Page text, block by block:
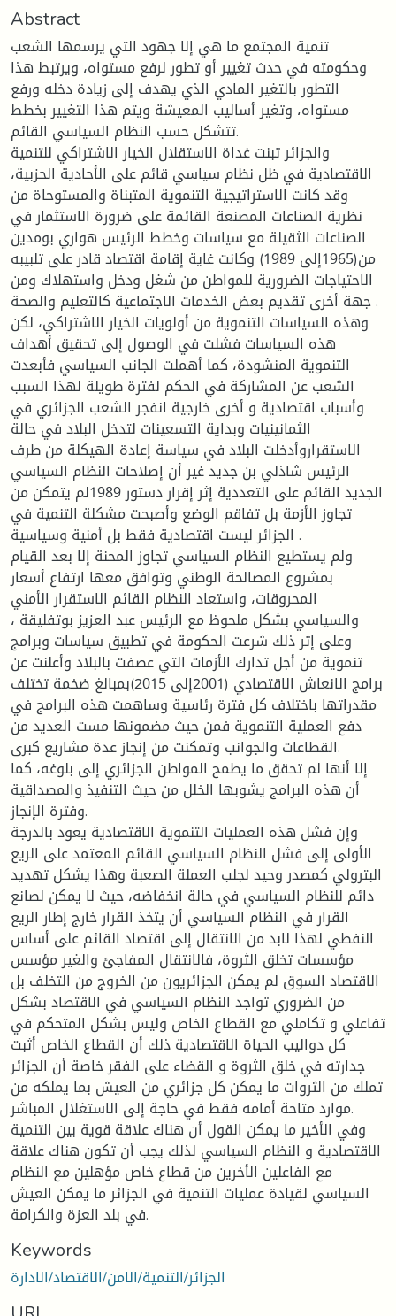
Abstract
تنمية المجتمع ما هي إلا جهود التي يرسمها الشعب
وحكومته في حدث تغيير أو تطور لرفع مستواه، ويرتبط هذا
التطور بالتغير المادي الذي يهدف إلى زيادة دخله ورفع
مستواه، وتغير أساليب المعيشة ويتم هذا التغيير بخطط
تتشكل حسب النظام السياسي القائم.
والجزائر تبنت غداة الاستقلال الخيار الاشتراكي للتنمية
الاقتصادية في ظل نظام سياسي قائم على الأحادية الحزبية،
وقد كانت الاستراتيجية التنموية المتبناة والمستوحاة من
نظرية الصناعات المصنعة القائمة على ضرورة الاستثمار في
الصناعات الثقيلة مع سياسات وخطط الرئيس هواري بومدين
من(1965إلى 1989) وكانت غاية إقامة اقتصاد قادر على تلبيبه
الاحتياجات الضرورية للمواطن من شغل ودخل واستهلاك ومن
جهة أخرى تقديم بعض الخدمات الاجتماعية كالتعليم والصحة .
وهذه السياسات التنموية من أولويات الخيار الاشتراكي، لكن
هذه السياسات فشلت في الوصول إلى تحقيق أهداف
التنموية المنشودة، كما أهملت الجانب السياسي فأبعدت
الشعب عن المشاركة في الحكم لفترة طويلة لهذا السبب
وأسباب اقتصادية و أخرى خارجية انفجر الشعب الجزائري في
الثمانينيات وبداية التسعينات لتدخل البلاد في حالة
الاستقراروأدخلت البلاد في سياسة إعادة الهيكلة من طرف
الرئيس شاذلي بن جديد غير أن إصلاحات النظام السياسي
الجديد القائم على التعددية إثر إقرار دستور 1989لم يتمكن من
تجاوز الأزمة بل تفاقم الوضع وأصبحت مشكلة التنمية في
الجزائر ليست اقتصادية فقط بل أمنية وسياسية .
ولم يستطيع النظام السياسي تجاوز المحنة إلا بعد القيام
بمشروع المصالحة الوطني وتوافق معها ارتفاع أسعار
المحروقات، واستعاد النظام القائم الاستقرار الأمني
والسياسي بشكل ملحوظ مع الرئيس عبد العزيز بوتفليقة ،
وعلى إثر ذلك شرعت الحكومة في تطبيق سياسات وبرامج
تنموية من أجل تدارك الأزمات التي عصفت بالبلاد وأعلنت عن
برامج الانعاش الاقتصادي (2001إلى 2015)بمبالغ ضخمة تختلف
مقدراتها باختلاف كل فترة رئاسية وساهمت هذه البرامج في
دفع العملية التنموية فمن حيث مضمونها مست العديد من
القطاعات والجوانب وتمكنت من إنجاز عدة مشاريع كبرى.
إلا أنها لم تحقق ما يطمح المواطن الجزائري إلى بلوغه، كما
أن هذه البرامج يشوبها الخلل من حيث التنفيذ والمصداقية
وفترة الإنجاز.
وإن فشل هذه العمليات التنموية الاقتصادية يعود بالدرجة
الأولى إلى فشل النظام السياسي القائم المعتمد على الريع
البترولي كمصدر وحيد لجلب العملة الصعبة وهذا يشكل تهديد
دائم للنظام السياسي في حالة انخفاضه، حيث لا يمكن لصانع
القرار في النظام السياسي أن يتخذ القرار خارج إطار الريع
النفطي لهذا لابد من الانتقال إلى اقتصاد القائم على أساس
مؤسسات تخلق الثروة، فالانتقال المفاجئ والغير مؤسس
الاقتصاد السوق لم يمكن الجزائريون من الخروج من التخلف بل
من الضروري تواجد النظام السياسي في الاقتصاد بشكل
تفاعلي و تكاملي مع القطاع الخاص وليس بشكل المتحكم في
كل دواليب الحياة الاقتصادية ذلك أن القطاع الخاص أثبت
جدارته في خلق الثروة و القضاء على الفقر خاصة أن الجزائر
تملك من الثروات ما يمكن كل جزائري من العيش بما يملكه من
موارد متاحة أمامه فقط في حاجة إلى الاستغلال المباشر.
وفي الأخير ما يمكن القول أن هناك علاقة قوية بين التنمية
الاقتصادية و النظام السياسي لذلك يجب أن تكون هناك علاقة
مع الفاعلين الأخرين من قطاع خاص مؤهلين مع النظام
السياسي لقيادة عمليات التنمية في الجزائر ما يمكن العيش
في بلد العزة والكرامة.
Keywords
الجزائر/التنمية/الامن/الاقتصاد/الادارة